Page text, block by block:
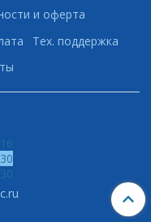
и оферта
Тех. поддержка